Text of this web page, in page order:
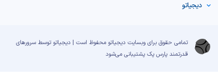
دیجیاتو
تمامی حقوق برای وبسایت دیجیاتو محفوظ است | دیجیاتو توسط سرورهای
قدرتمند پارس پک پشتیبانی می‌شود